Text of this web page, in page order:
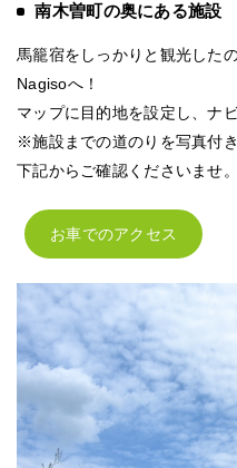
南木曽町の奥にある施設
馬籠宿をしっかりと観光した
Nagisoへ！
マップに目的地を設定し、ナ
※施設までの道のりを写真付
下記からご確認くださいませ。
お車でのアクセス